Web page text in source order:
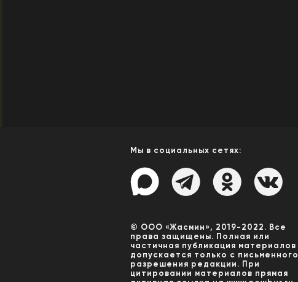
Мы в социальных сетях:
© ООО «Жасмин», 2019-2022. Все
права защищены. Полная или
частичная публикация материалов
допускается только с письменного
разрешения редакции. При
цитировании материалов прямая